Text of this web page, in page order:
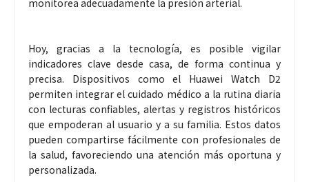
Hoy, gracias a la tecnología, es posible vigilar
indicadores clave desde casa, de forma continua y
precisa. Dispositivos como el Huawei Watch D2
permiten integrar el cuidado médico a la rutina diaria
con lecturas confiables, alertas y registros históricos
que empoderan al usuario y a su familia. Estos datos
pueden compartirse fácilmente con profesionales de
la salud, favoreciendo una atención más oportuna y
personalizada.